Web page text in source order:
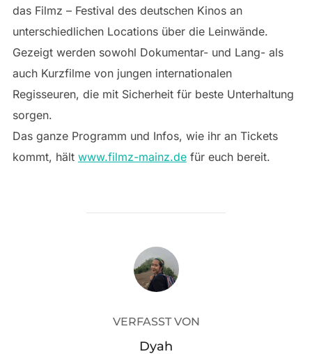
das Filmz – Festival des deutschen Kinos an
unterschiedlichen Locations über die Leinwände.
Gezeigt werden sowohl Dokumentar- und Lang- als
auch Kurzfilme von jungen internationalen
Regisseuren, die mit Sicherheit für beste Unterhaltung
sorgen.
Das ganze Programm und Infos, wie ihr an Tickets
kommt, hält www.filmz-mainz.defür euch bereit.
BEITRAGSAUTOR
VERFASST VON
Dyah